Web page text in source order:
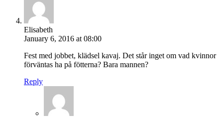
Elisabeth
January 6, 2016 at 08:00
Fest med jobbet, klädsel kavaj. Det står inget om vad kvinnor
förväntas ha på fötterna? Bara mannen?
Reply